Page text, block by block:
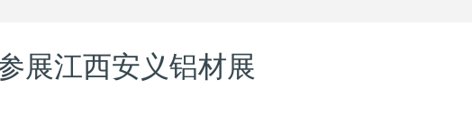
展江西安义铝材展